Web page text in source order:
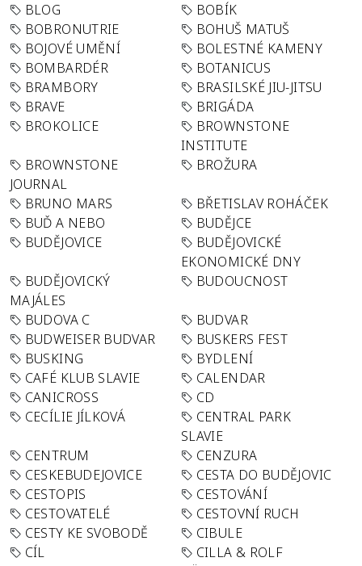
BLOG
BOBÍK
BOBRONUTRIE
BOHUŠ MATUŠ
BOJOVÉ UMĚNÍ
BOLESTNÉ KAMENY
BOMBARDÉR
BOTANICUS
BRAMBORY
BRASILSKÉ JIU-JITSU
BRAVE
BRIGÁDA
BROKOLICE
BROWNSTONE
INSTITUTE
BROWNSTONE
JOURNAL
BROŽURA
BRUNO MARS
BŘETISLAV ROHÁČEK
BUĎ A NEBO
BUDĚJCE
BUDĚJOVICE
BUDĚJOVICKÉ
EKONOMICKÉ DNY
BUDĚJOVICKÝ
MAJÁLES
BUDOUCNOST
BUDOVA C
BUDVAR
BUDWEISER BUDVAR
BUSKERS FEST
BUSKING
BYDLENÍ
CAFÉ KLUB SLAVIE
CALENDAR
CANICROSS
CD
CECÍLIE JÍLKOVÁ
CENTRAL PARK
SLAVIE
CENTRUM
CENZURA
CESKEBUDEJOVICE
CESTA DO BUDĚJOVIC
CESTOPIS
CESTOVÁNÍ
CESTOVATELÉ
CESTOVNÍ RUCH
CESTY KE SVOBODĚ
CIBULE
CÍL
CILLA & ROLF